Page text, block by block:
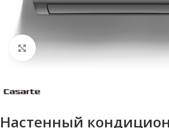
Нажмите, чтобы увеличить
Настенный